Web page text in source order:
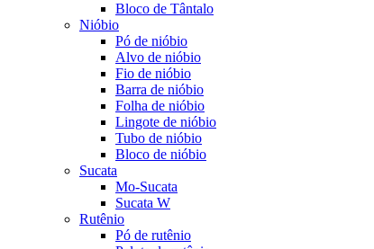
Bloco de Tântalo
Nióbio
Pó de nióbio
Alvo de nióbio
Fio de nióbio
Barra de nióbio
Folha de nióbio
Lingote de nióbio
Tubo de nióbio
Bloco de nióbio
Sucata
Mo-Sucata
Sucata W
Rutênio
Pó de rutênio